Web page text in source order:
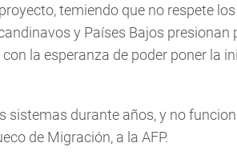
temiendo que no respete
y Países Bajos presionan
la esperanza de poder poner la
sistemas durante años, y no
de Migración, a la AFP.